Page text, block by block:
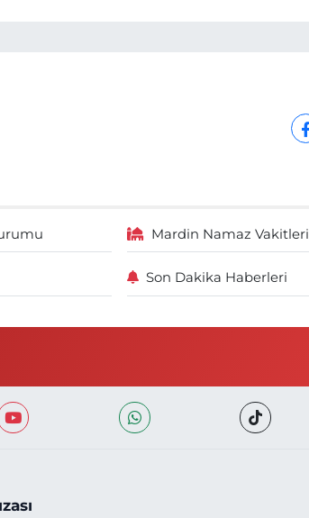
Mardin Namaz Vakitleri
Son Dakika Haberleri